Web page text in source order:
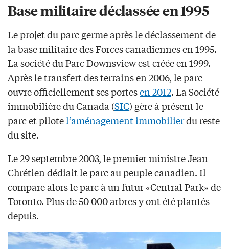
Base militaire déclassée en 1995
Le projet du parc germe après le déclassement de
la base militaire des Forces canadiennes en 1995.
La société du Parc Downsview est créée en 1999.
Après le transfert des terrains en 2006, le parc
ouvre officiellement ses portesen 2012. La Société
immobilière du Canada (SIC) gère à présent le
parc et pilotel’aménagement immobilierdu reste
du site.
Le 29 septembre 2003, le premier ministre Jean
Chrétien dédiait le parc au peuple canadien. Il
compare alors le parc à un futur «Central Park» de
Toronto. Plus de 50 000 arbres y ont été plantés
depuis.